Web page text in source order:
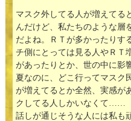
マスク外してる人が増えてる
んだけど、私たちのような層
だよね。ＲＴが多かったりす
チ側にとっては見る人やＲＴ
があったりとか、世の中に影
夏なのに、どこ行ってマスク
が増えてるとか全然、実感が
クしてる人しかいなくて……
話しが通じそうな人には私も